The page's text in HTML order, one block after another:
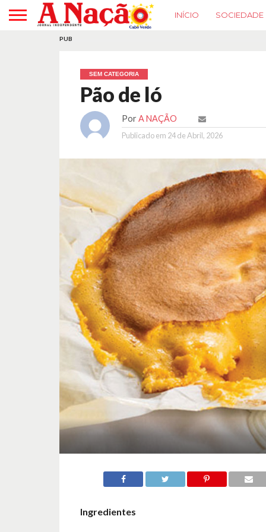
INÍCIO SOCIEDADE
PUB
SEM CATEGORIA
Pão de ló
Por A NAÇÃO
Publicado em 24 de Abril, 2026
Ingredientes